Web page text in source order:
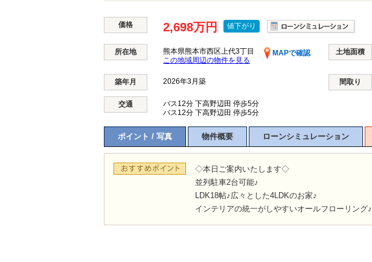
価格 2,698万円 値下がり
所在地 熊本県熊本市西区上代3丁目
MAPで確認
この地域周辺の物件を見る
土地面積
築年月 2026年3月築 間取り
交通
バス12分 下高野辺田 停歩5分
バス12分 下高野辺田 停歩5分
ポイント / 写真 物件概要 ローンシミュレーション
◇本日ご案内いたします◇
並列駐車2台可能♪
LDK18帖♪広々とした4LDKのお家♪
インテリアの統一がしやすいオールフローリング♪